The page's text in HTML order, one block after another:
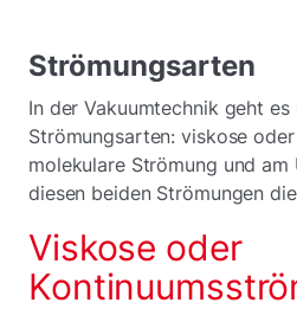
Strömungsarten
In der Vakuumtechnik geht
Strömungsarten: viskose
molekulare Strömung und
diesen beiden Strömungen
Viskose oder